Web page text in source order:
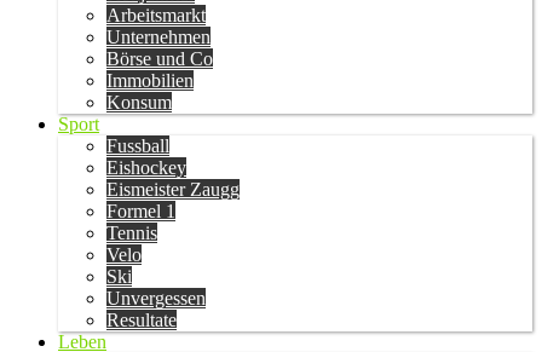
Arbeitsmarkt
Unternehmen
Börse und Co
Immobilien
Konsum
Sport
Fussball
Eishockey
Eismeister Zaugg
Formel 1
Tennis
Velo
Ski
Unvergessen
Resultate
Leben